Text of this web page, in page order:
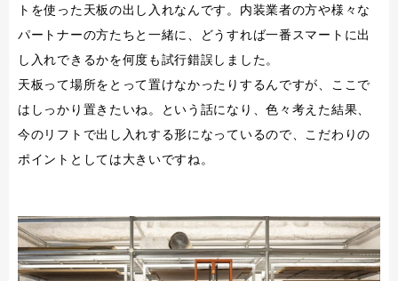
トを使った天板の出し入れなんです。内装業者の方や様々な
パートナーの方たちと一緒に、どうすれば一番スマートに出
し入れできるかを何度も試行錯誤しました。
天板って場所をとって置けなかったりするんですが、ここで
はしっかり置きたいね。という話になり、色々考えた結果、
今のリフトで出し入れする形になっているので、こだわりの
ポイントとしては大きいですね。